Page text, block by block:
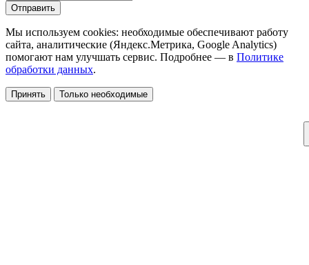
Отправить
Мы используем cookies: необходимые обеспечивают работу
сайта, аналитические (Яндекс.Метрика, Google Analytics)
помогают нам улучшать сервис. Подробнее — в Политике
обработки данных.
Принять Только необходимые